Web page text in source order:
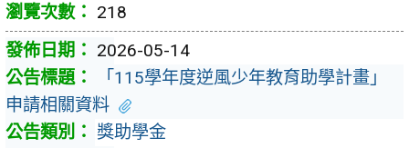
218
2026-05-14
「115學年度逆風少年教育助學計畫」
申請相關資料
獎助學金